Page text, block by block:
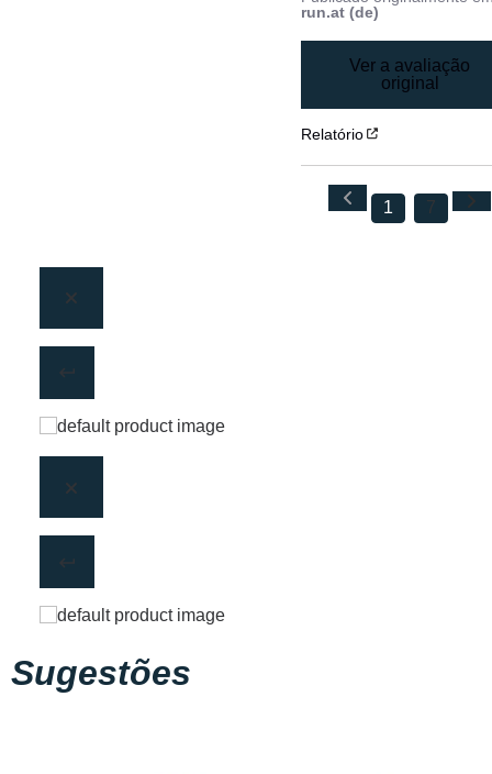
run.at (de)
Ver a avaliação
original
Relatório
1 7
Sugestões